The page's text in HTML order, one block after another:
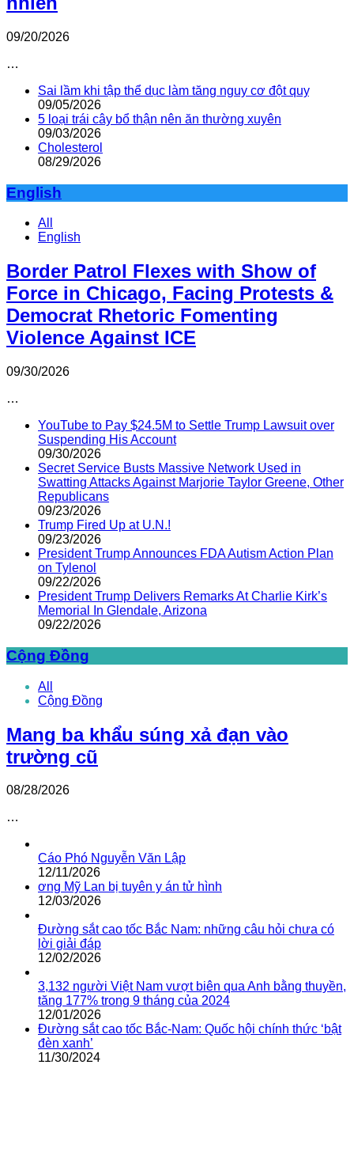
09/20/2026
…
Sai lầm khi tập thể dục làm tăng nguy cơ đột quỵ
09/05/2026
5 loại trái cây bổ thận nên ăn thường xuyên
09/03/2026
Cholesterol
08/29/2026
English
All
English
Border Patrol Flexes with Show of
Force in Chicago, Facing Protests &
Democrat Rhetoric Fomenting
Violence Against ICE
09/30/2026
…
YouTube to Pay $24.5M to Settle Trump Lawsuit over
Suspending His Account
09/30/2026
Secret Service Busts Massive Network Used in
Swatting Attacks Against Marjorie Taylor Greene, Other
Republicans
09/23/2026
Trump Fired Up at U.N.!
09/23/2026
President Trump Announces FDA Autism Action Plan
on Tylenol
09/22/2026
President Trump Delivers Remarks At Charlie Kirk’s
Memorial In Glendale, Arizona
09/22/2026
Cộng Đồng
All
Cộng Đồng
Mang ba khẩu súng xả đạn vào
trường cũ
08/28/2026
…
Cáo Phó Nguyễn Văn Lập
12/11/2026
ơng Mỹ Lan bị tuyên y án tử hình
12/03/2026
Đường sắt cao tốc Bắc Nam: những câu hỏi chưa có
lời giải đáp
12/02/2026
3,132 người Việt Nam vượt biên qua Anh bằng thuyền,
tăng 177% trong 9 tháng của 2024
12/01/2026
Đường sắt cao tốc Bắc-Nam: Quốc hội chính thức ‘bật
đèn xanh’
11/30/2024